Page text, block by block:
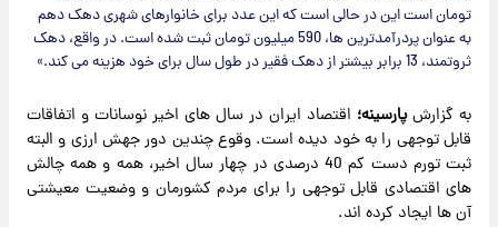
تومان است این در حالی است که این عدد برای خانوارهای شهری دهک دهم
به عنوان پردرآمدترین ها، 590 میلیون تومان ثبت شده است. در واقع، دهک
ثروتمند، 13 برابر بیشتر از دهک فقیر در طول سال برای خود هزینه می کند.»
به گزارشپارسینه؛ اقتصاد ایران در سال های اخیر نوسانات و اتفاقات
قابل توجهی را به خود دیده است. وقوع چندین دور جهش ارزی و البته
ثبت تورم دست کم 40 درصدی در چهار سال اخیر، همه و همه چالش
های اقتصادی قابل توجهی را برای مردم کشورمان و وضعیت معیشتی
آن ها ایجاد کرده اند.